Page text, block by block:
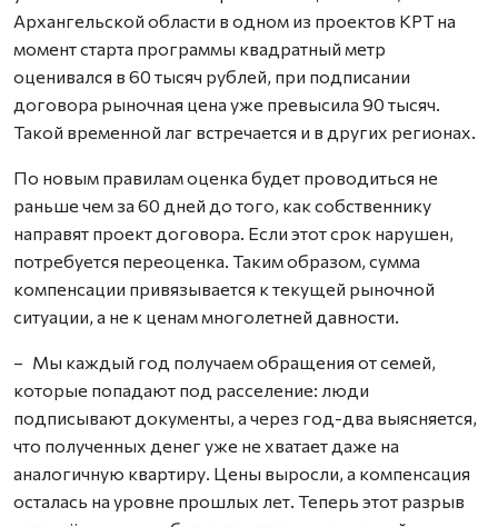
Архангельской области в одном из проектов КРТ на
момент старта программы квадратный метр
оценивался в 60 тысяч рублей, при подписании
договора рыночная цена уже превысила 90 тысяч.
Такой временной лаг встречается и в других регионах.
По новым правилам оценка будет проводиться не
раньше чем за 60 дней до того, как собственнику
направят проект договора. Если этот срок нарушен,
потребуется переоценка. Таким образом, сумма
компенсации привязывается к текущей рыночной
ситуации, а не к ценам многолетней давности.
– Мы каждый год получаем обращения от семей,
которые попадают под расселение: люди
подписывают документы, а через год-два выясняется,
что полученных денег уже не хватает даже на
аналогичную квартиру. Цены выросли, а компенсация
осталась на уровне прошлых лет. Теперь этот разрыв